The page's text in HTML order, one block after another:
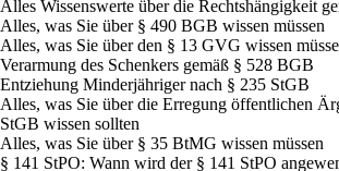
Alles Wissenswerte über die Rechtshängigkeit
Alles, was Sie über § 490 BGB wissen müssen
Alles, was Sie über den § 13 GVG wissen
Verarmung des Schenkers gemäß § 528 BGB
Entziehung Minderjähriger nach § 235 StGB
Alles, was Sie über die Erregung öffentlichen
StGB wissen sollten
Alles, was Sie über § 35 BtMG wissen müssen
§ 141 StPO: Wann wird der § 141 StPO